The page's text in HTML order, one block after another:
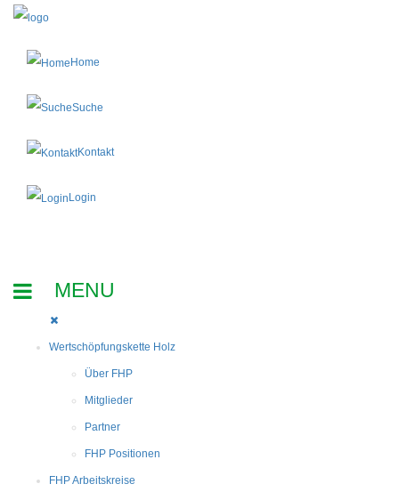
Home
Suche
Kontakt
Login
Wertschöpfungskette Holz
Über FHP
Mitglieder
Partner
FHP Positionen
FHP Arbeitskreise